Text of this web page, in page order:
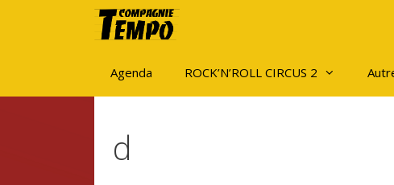
Agenda ROCK’N’ROLL CIRCUS 2
d